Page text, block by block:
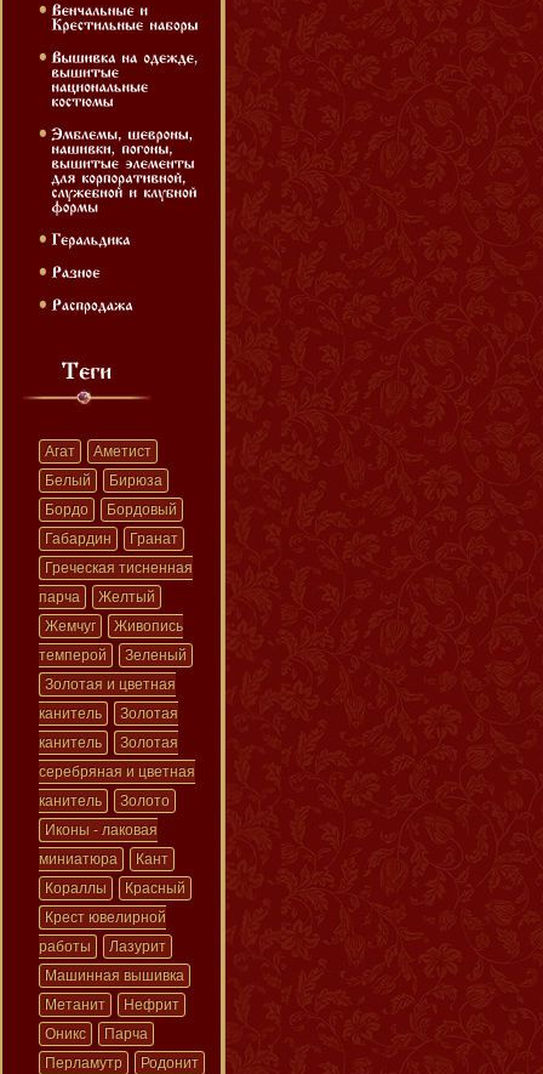
Агат
Аметист
Белый
Бирюза
Бордо
Бордовый
Габардин
Гранат
Греческая тисненная
парча
Желтый
Жемчуг
Живопись
темперой
Зеленый
Золотая и цветная
канитель
Золотая
канитель
Золотая
серебряная и цветная
канитель
Золото
Иконы - лаковая
миниатюра
Кант
Кораллы
Красный
Крест ювелирной
работы
Лазурит
Машинная вышивка
Метанит
Нефрит
Оникс
Парча
Перламутр
Родонит